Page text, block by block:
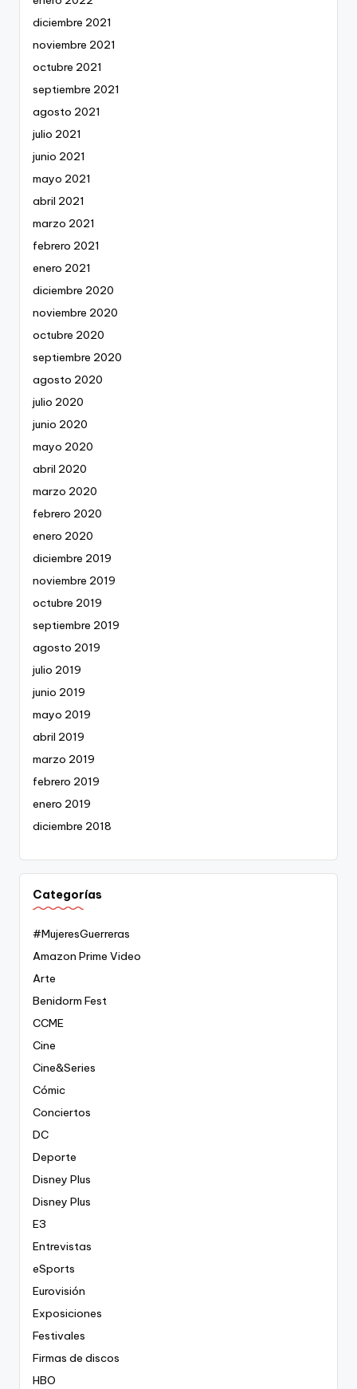
diciembre 2021
noviembre 2021
octubre 2021
septiembre 2021
agosto 2021
julio 2021
junio 2021
mayo 2021
abril 2021
marzo 2021
febrero 2021
enero 2021
diciembre 2020
noviembre 2020
octubre 2020
septiembre 2020
agosto 2020
julio 2020
junio 2020
mayo 2020
abril 2020
marzo 2020
febrero 2020
enero 2020
diciembre 2019
noviembre 2019
octubre 2019
septiembre 2019
agosto 2019
julio 2019
junio 2019
mayo 2019
abril 2019
marzo 2019
febrero 2019
enero 2019
diciembre 2018
Categorías
#MujeresGuerreras
Amazon Prime Video
Arte
Benidorm Fest
CCME
Cine
Cine&Series
Cómic
Conciertos
DC
Deporte
Disney Plus
Disney Plus
E3
Entrevistas
eSports
Eurovisión
Exposiciones
Festivales
Firmas de discos
HBO